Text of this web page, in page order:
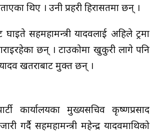
थिए । उनी प्रहरी हिरासतमा छन् ।
सहमहामन्त्री यादवलाई अहिले ट्रमा
छन् । टाउकोमा खुकुरी लागे पनि
यादव खतराबाट मुक्त छन् ।
कार्यालयका मुख्यसचिव कृष्णप्रसाद
गर्दै सहमहामन्त्री महेन्द्र यादवमाथिको